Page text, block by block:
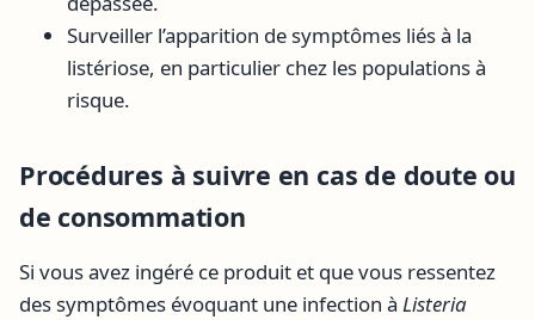
Surveiller l’apparition de symptômes liés à la
listériose, en particulier chez les populations à
risque.
Procédures à suivre en cas de doute ou
de consommation
Si vous avez ingéré ce produit et que vous ressentez
des symptômes évoquant une infection à Listeria